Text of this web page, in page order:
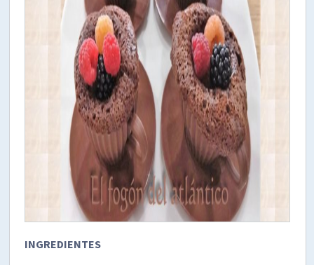
INGREDIENTES